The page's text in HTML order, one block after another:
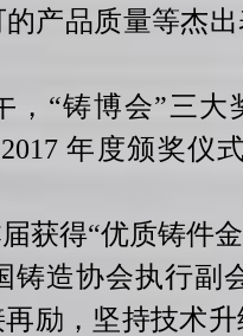
产品质量等杰
，“铸博会”三
年度颁奖仪
获得“优质铸件
造协会执行副
励，坚持技术